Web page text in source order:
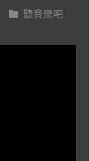
聽音樂吧